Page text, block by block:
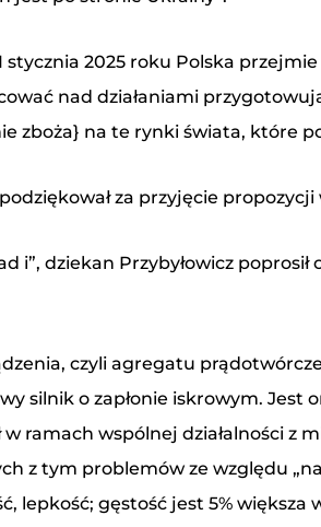
stycznia 2025 roku Polska
nad działaniami
zboża} na te rynki świata, które
za przyjęcie
i”, dziekan Przybyłowicz
czyli agregatu
silnik o zapłonie iskrowym. Jest
w ramach wspólnej działalności
z tym problemów ze względu
lepkość; gęstość jest 5%